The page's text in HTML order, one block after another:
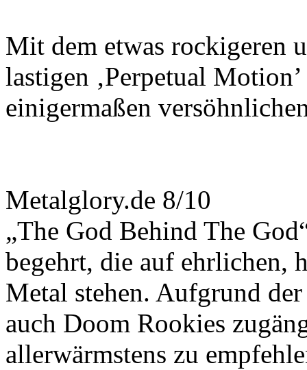
Mit dem etwas rockigeren
lastigen ‚Perpetual
einigermaßen
Metalglory.de 8/10
„The God Behind The
begehrt, die auf ehrlichen,
Metal stehen. Aufgrund
auch Doom Rookies
allerwärmstens zu